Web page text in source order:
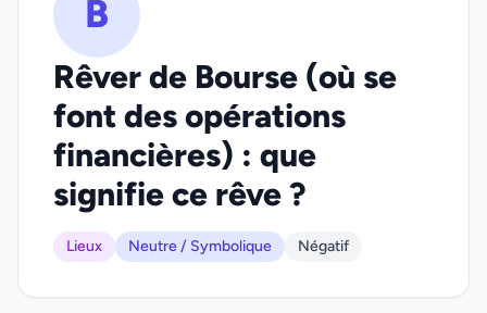
B
Rêver de Bourse (où se
font des opérations
financières) : que
signifie ce rêve ?
Lieux Neutre / Symbolique Négatif